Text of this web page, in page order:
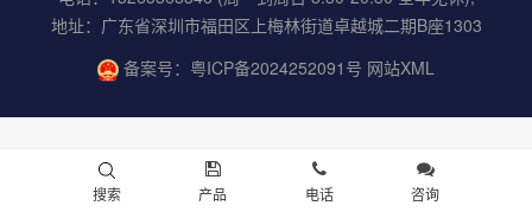
地址：广东省深圳市福田区上梅林街道卓越城二期B座1303
备案号： 粤ICP备2024252091号 网站XML
搜索 产品 电话 咨询